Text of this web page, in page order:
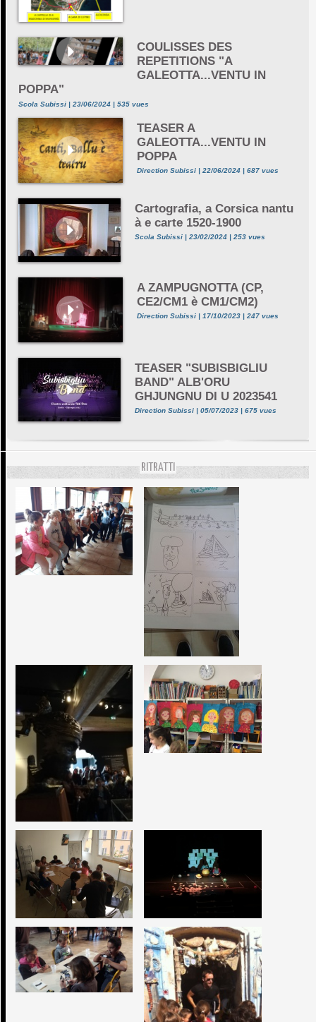
COULISSES DES
REPETITIONS "A
GALEOTTA...VENTU IN
POPPA"
Scola Subissi | 23/06/2024 | 535 vues
TEASER A
GALEOTTA...VENTU IN
POPPA
Direction Subissi | 22/06/2024 | 687 vues
Cartografia, a Corsica nantu
à e carte 1520-1900
Scola Subissi | 23/02/2024 | 253 vues
A ZAMPUGNOTTA (CP,
CE2/CM1 è CM1/CM2)
Direction Subissi | 17/10/2023 | 247 vues
TEASER "SUBISBIGLIU
BAND" ALB'ORU
GHJUNGNU DI U 2023541
Direction Subissi | 05/07/2023 | 675 vues
RITRATTI